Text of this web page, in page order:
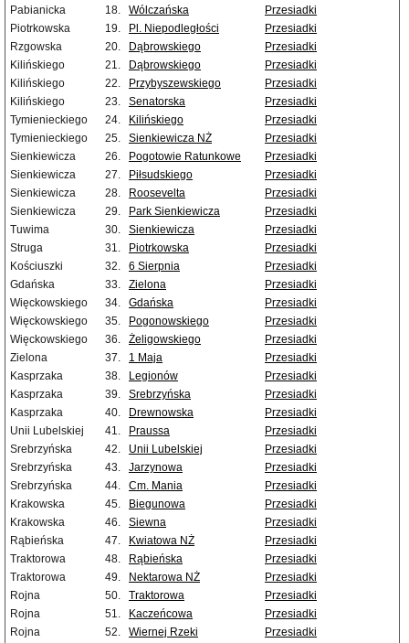
Pabianicka
18. Wólczańska
Przesiadki
Piotrkowska
19. Pl. Niepodległości
Przesiadki
Rzgowska
20. Dąbrowskiego
Przesiadki
Kilińskiego
21. Dąbrowskiego
Przesiadki
Kilińskiego
22. Przybyszewskiego
Przesiadki
Kilińskiego
23. Senatorska
Przesiadki
Tymienieckiego
24. Kilińskiego
Przesiadki
Tymienieckiego
25. Sienkiewicza NŻ
Przesiadki
Sienkiewicza
26. Pogotowie Ratunkowe
Przesiadki
Sienkiewicza
27. Piłsudskiego
Przesiadki
Sienkiewicza
28. Roosevelta
Przesiadki
Sienkiewicza
29. Park Sienkiewicza
Przesiadki
Tuwima
30. Sienkiewicza
Przesiadki
Struga
31. Piotrkowska
Przesiadki
Kościuszki
32. 6 Sierpnia
Przesiadki
Gdańska
33. Zielona
Przesiadki
Więckowskiego
34. Gdańska
Przesiadki
Więckowskiego
35. Pogonowskiego
Przesiadki
Więckowskiego
36. Żeligowskiego
Przesiadki
Zielona
37. 1 Maja
Przesiadki
Kasprzaka
38. Legionów
Przesiadki
Kasprzaka
39. Srebrzyńska
Przesiadki
Kasprzaka
40. Drewnowska
Przesiadki
Unii Lubelskiej
41. Praussa
Przesiadki
Srebrzyńska
42. Unii Lubelskiej
Przesiadki
Srebrzyńska
43. Jarzynowa
Przesiadki
Srebrzyńska
44. Cm. Mania
Przesiadki
Krakowska
45. Biegunowa
Przesiadki
Krakowska
46. Siewna
Przesiadki
Rąbieńska
47. Kwiatowa NŻ
Przesiadki
Traktorowa
48. Rąbieńska
Przesiadki
Traktorowa
49. Nektarowa NŻ
Przesiadki
Rojna
50. Traktorowa
Przesiadki
Rojna
51. Kaczeńcowa
Przesiadki
Rojna
52. Wiernej Rzeki
Przesiadki